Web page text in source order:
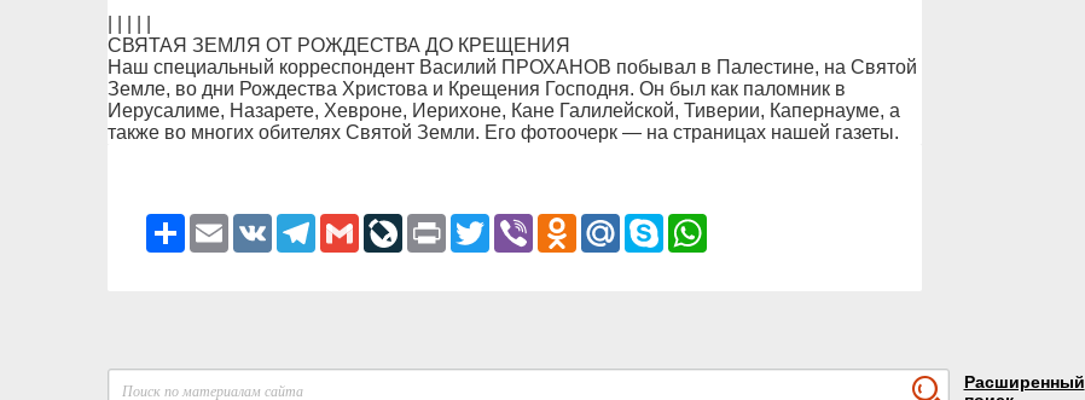
СВЯТАЯ ЗЕМЛЯ ОТ РОЖДЕСТВА ДО КРЕЩЕНИЯ
Наш специальный корреспондент Василий ПРОХАНОВ побывал в Палестине, на Святой
Земле, во дни Рождества Христова и Крещения Господня. Он был как паломник в
Иерусалиме, Назарете, Хевроне, Иерихоне, Кане Галилейской, Тиверии, Капернауме, а
также во многих обителях Святой Земли. Его фотоочерк — на страницах нашей газеты.
РесурсEmail VK Telegram
GmailLiveJournal
Print TwitterViber Odnoklassniki
Mail.RuSkypeWhatsApp
Расширенный